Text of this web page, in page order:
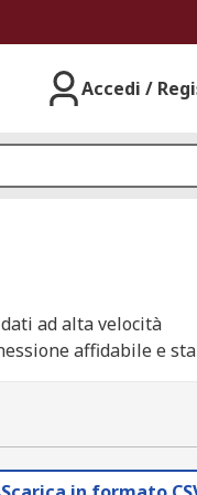
Accedi /
ad alta velocità
affidabile e
che